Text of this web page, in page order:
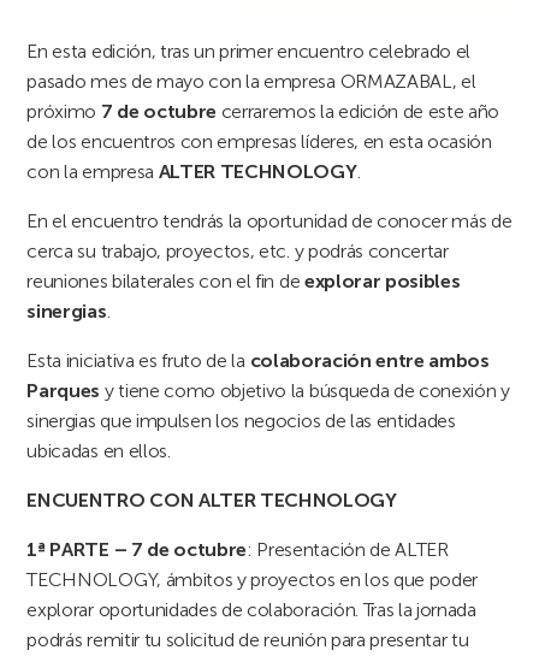
En esta edición, tras un primer encuentro celebrado el
pasado mes de mayo con la empresa ORMAZABAL, el
próximo 7 de octubre cerraremos la edición de este año
de los encuentros con empresas líderes, en esta ocasión
con la empresa ALTER TECHNOLOGY.
En el encuentro tendrás la oportunidad de conocer más de
cerca su trabajo, proyectos, etc. y podrás concertar
reuniones bilaterales con el fin de explorar posibles
sinergias
Esta iniciativa es fruto de la colaboración entre ambos
Parques y tiene como objetivo la búsqueda de conexión y
sinergias que impulsen los negocios de las entidades
ubicadas en ellos.
ENCUENTRO CON ALTER TECHNOLOGY
1ª PARTE – 7 de octubre: Presentación de ALTER
TECHNOLOGY, ámbitos y proyectos en los que poder
explorar oportunidades de colaboración. Tras la jornada
podrás remitir tu solicitud de reunión para presentar tu